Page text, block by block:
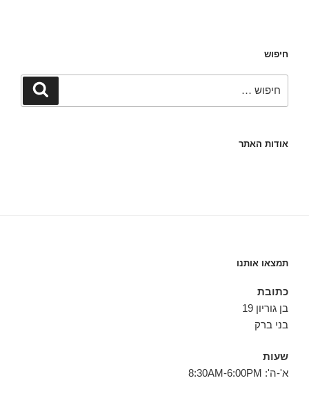
חיפוש
חיפוש
אודות האתר
תמצאו אותנו
כתובת
בן גוריון 19
בני ברק
שעות
א'-ה': 8:30AM-6:00PM